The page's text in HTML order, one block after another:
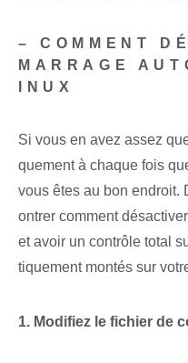
– COMMENT
MARRAGE
INUX
Si vous en avez assez
quement à chaque fois
vous êtes au bon endroit.
ontrer comment
et avoir un contrôle total
tiquement montés sur
1. Modifiez⁢ le fichier de